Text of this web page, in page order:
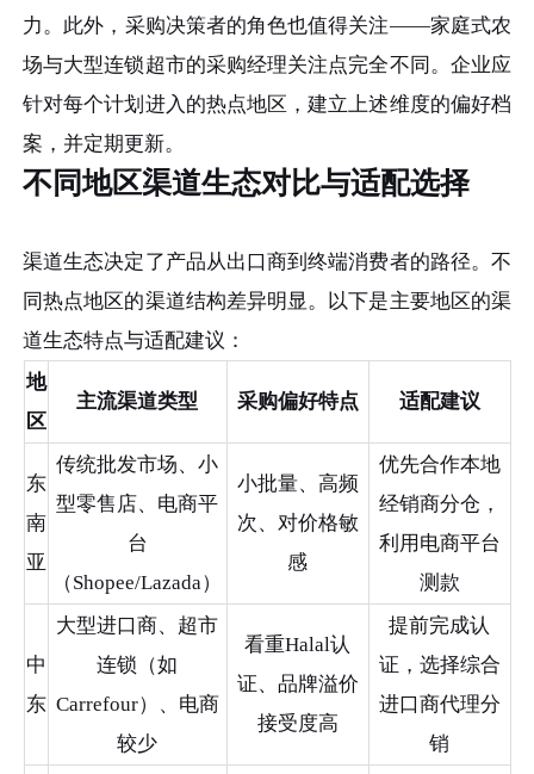
力。此外，采购决策者的角色也值得关注——家庭式农
场与大型连锁超市的采购经理关注点完全不同。企业应
针对每个计划进入的热点地区，建立上述维度的偏好档
案，并定期更新。
不同地区渠道生态对比与适配选择
渠道生态决定了产品从出口商到终端消费者的路径。不
同热点地区的渠道结构差异明显。以下是主要地区的渠
道生态特点与适配建议：
地
区
主流渠道类型 采购偏好特点 适配建议
东
南
亚
传统批发市场、小
型零售店、电商平
台
（Shopee/Lazada）
小批量、高频
次、对价格敏
感
优先合作本地
经销商分仓，
利用电商平台
测款
中
东
大型进口商、超市
连锁（如
Carrefour）、电商
较少
看重Halal认
证、品牌溢价
接受度高
提前完成认
证，选择综合
进口商代理分
销